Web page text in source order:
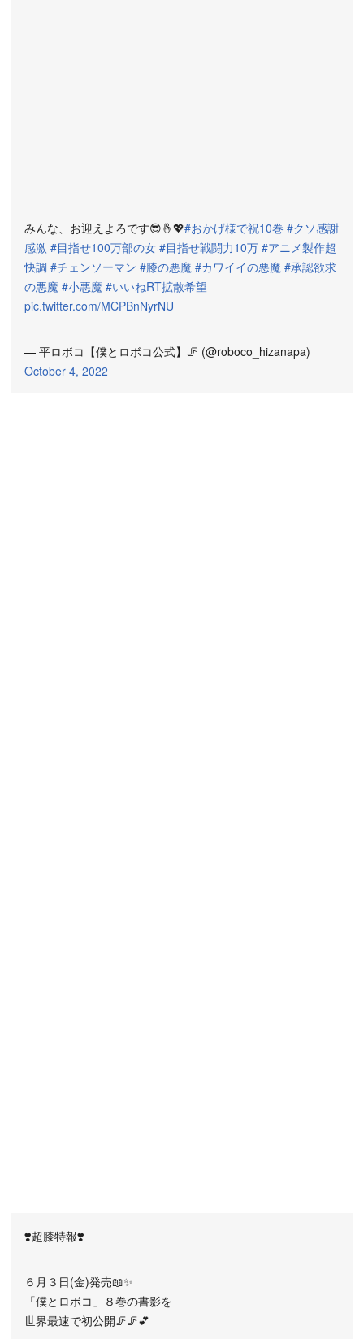
みんな、お迎えよろです😎🤞💖#おかげ様で祝10巻 #クソ感謝
感激 #目指せ100万部の女 #目指せ戦闘力10万 #アニメ製作超
快調 #チェンソーマン #膝の悪魔 #カワイイの悪魔 #承認欲求
の悪魔 #小悪魔 #いいねRT拡散希望
pic.twitter.com/MCPBnNyrNU
— 平ロボコ【僕とロボコ公式】🦵 (@roboco_hizanapa)
October 4, 2022
❣️超膝特報❣️
６月３日(金)発売📖✨
「僕とロボコ」８巻の書影を
世界最速で初公開🦵🦵💕